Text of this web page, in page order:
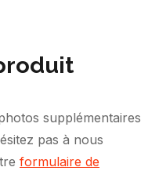
supplémentaires
pas à nous
formulaire de